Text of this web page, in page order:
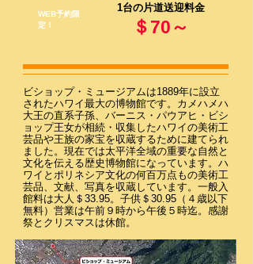
WEB予約限
定！
1台の片道送迎料金
＄70～
ビショップ・ミュージアムは1889年に設立
されたハワイ最大の博物館です。カメハメハ
大王の直系子孫、バーニス・パウアヒ・ビシ
ョップ王女が相続・収集したハワイの美術工
芸品や王族の家宝を収蔵するために建てられ
ました。現在では太平洋全域の重要な自然と
文化を伝える歴史博物館になっています。ハ
ワイとポリネシア文化の何百万点もの美術工
芸品、文献、写真を収蔵しています。一般入
館料は大人＄33.95。子供＄30.95（４歳以下
無料）営業は午前９時から午後５時迄。感謝
祭とクリスマスは休館。